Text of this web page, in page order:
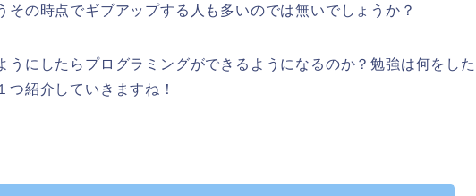
その時点でギブアップする人も多いのでは無いでしょうか？
うにしたらプログラミングができるようになるのか？勉強は何をした
つ紹介していきますね！